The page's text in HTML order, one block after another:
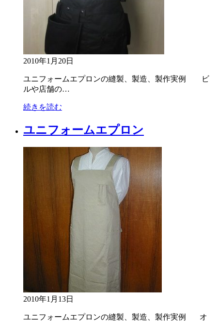
2010年1月20日
ユニフォームエプロンの縫製、製造、製作実例 ビ
ルや店舗の…
続きを読む
ユニフォームエプロン
2010年1月13日
ユニフォームエプロンの縫製、製造、製作実例 オ